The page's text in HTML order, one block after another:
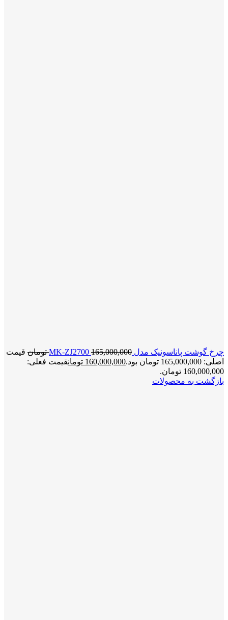
چرخ گوشت پاناسونیک مدل MK-ZJ2700 165,000,000 تومان قیمت
اصلی: 165,000,000 تومان بود.
160,000,000 تومانقیمت فعلی:
160,000,000 تومان.
بازگشت به محصولات